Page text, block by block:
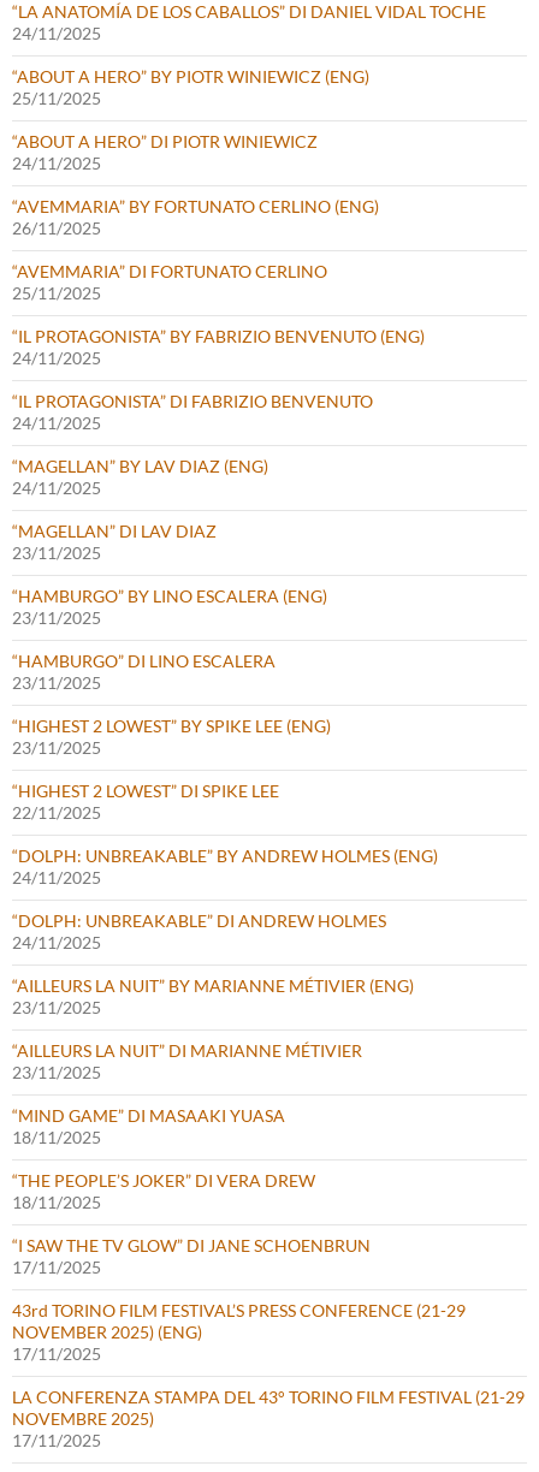
“LA ANATOMÍA DE LOS CABALLOS” DI DANIEL VIDAL TOCHE
24/11/2025
“ABOUT A HERO” BY PIOTR WINIEWICZ (ENG)
25/11/2025
“ABOUT A HERO” DI PIOTR WINIEWICZ
24/11/2025
“AVEMMARIA” BY FORTUNATO CERLINO (ENG)
26/11/2025
“AVEMMARIA” DI FORTUNATO CERLINO
25/11/2025
“IL PROTAGONISTA” BY FABRIZIO BENVENUTO (ENG)
24/11/2025
“IL PROTAGONISTA” DI FABRIZIO BENVENUTO
24/11/2025
“MAGELLAN” BY LAV DIAZ (ENG)
24/11/2025
“MAGELLAN” DI LAV DIAZ
23/11/2025
“HAMBURGO” BY LINO ESCALERA (ENG)
23/11/2025
“HAMBURGO” DI LINO ESCALERA
23/11/2025
“HIGHEST 2 LOWEST” BY SPIKE LEE (ENG)
23/11/2025
“HIGHEST 2 LOWEST” DI SPIKE LEE
22/11/2025
“DOLPH: UNBREAKABLE” BY ANDREW HOLMES (ENG)
24/11/2025
“DOLPH: UNBREAKABLE” DI ANDREW HOLMES
24/11/2025
“AILLEURS LA NUIT” BY MARIANNE MÉTIVIER (ENG)
23/11/2025
“AILLEURS LA NUIT” DI MARIANNE MÉTIVIER
23/11/2025
“MIND GAME” DI MASAAKI YUASA
18/11/2025
“THE PEOPLE’S JOKER” DI VERA DREW
18/11/2025
“I SAW THE TV GLOW” DI JANE SCHOENBRUN
17/11/2025
43rd TORINO FILM FESTIVAL’S PRESS CONFERENCE (21-29
NOVEMBER 2025) (ENG)
17/11/2025
LA CONFERENZA STAMPA DEL 43° TORINO FILM FESTIVAL (21-29
NOVEMBRE 2025)
17/11/2025